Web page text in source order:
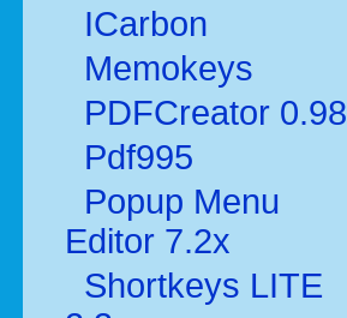
ICarbon
Memokeys
PDFCreator 0.98
Pdf995
Popup Menu
Editor 7.2x
Shortkeys LITE